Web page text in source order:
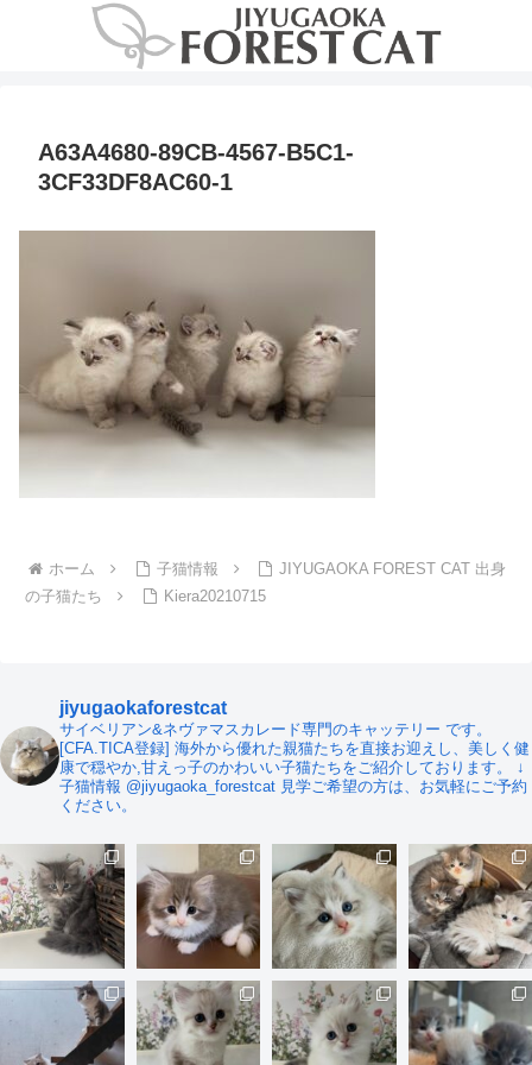
A63A4680-89CB-4567-B5C1-
3CF33DF8AC60-1
ホーム 子猫情報
JIYUGAOKA FOREST CAT 出身
の子猫たち
Kiera20210715
jiyugaokaforestcat
サイベリアン&ネヴァマスカレード専門のキャッテリー です。
[CFA.TICA登録] 海外から優れた親猫たちを直接お迎えし、美しく健
康で穏やか,甘えっ子のかわいい子猫たちをご紹介しております。
↓
子猫情報 @jiyugaoka_forestcat 見学ご希望の方は、お気軽にご予約
ください。